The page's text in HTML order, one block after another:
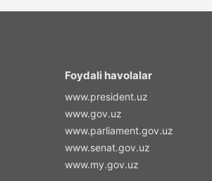
Foydali havolalar
www.president.uz
www.gov.uz
www.parliament.gov.uz
www.senat.gov.uz
www.my.gov.uz